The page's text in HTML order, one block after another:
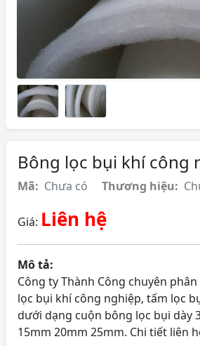
Bông lọc bụi khí công
Mã: Chưa có Thương hiệu:
Giá: Liên hệ
Mô tả:
Công ty Thành Công chuyên
lọc bụi khí công nghiệp, tấm lọc
dưới dạng cuộn bông lọc bụi dày
15mm 20mm 25mm. Chi tiết liên